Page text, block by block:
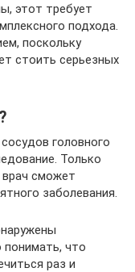
этот требует
подхода.
поскольку
стоить серьезных
головного
Только
врач сможет
заболевания.
понимать, что
раз и